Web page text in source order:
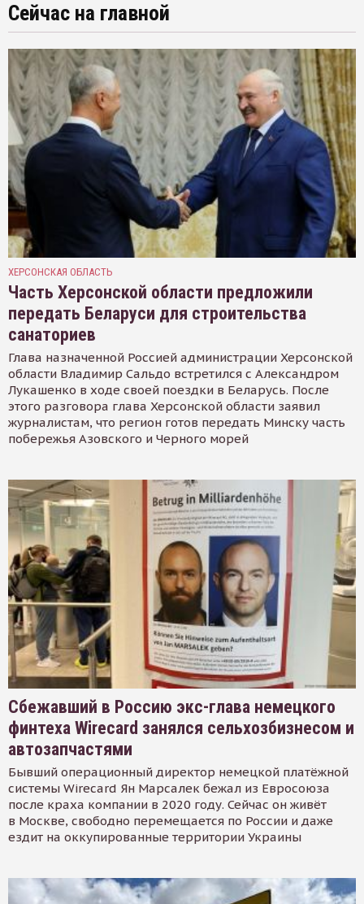
Сейчас на главной
ХЕРСОНСКАЯ ОБЛАСТЬ
Часть Херсонской области предложили
передать Беларуси для строительства
санаториев
Глава назначенной Россией администрации Херсонской
области Владимир Сальдо встретился с Александром
Лукашенко в ходе своей поездки в Беларусь. После
этого разговора глава Херсонской области заявил
журналистам, что регион готов передать Минску часть
побережья Азовского и Черного морей
Сбежавший в Россию экс-глава немецкого
финтеха Wirecard занялся сельхозбизнесом и
автозапчастями
Бывший операционный директор немецкой платёжной
системы Wirecard Ян Марсалек бежал из Евросоюза
после краха компании в 2020 году. Сейчас он живёт
в Москве, свободно перемещается по России и даже
ездит на оккупированные территории Украины